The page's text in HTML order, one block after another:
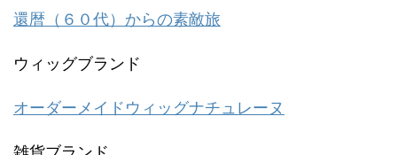
還暦（６０代）からの素敵旅
ウィッグブランド
オーダーメイドウィッグナチュレーヌ